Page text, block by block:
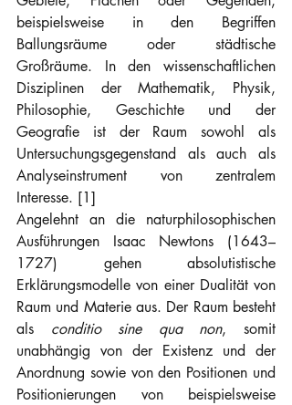
beispielsweise in den Begriffen
Ballungsräume oder städtische
Großräume. In den wissenschaftlichen
Disziplinen der Mathematik, Physik,
Philosophie, Geschichte und der
Geografie ist der Raum sowohl als
Untersuchungsgegenstand als auch als
Analyseinstrument von zentralem
Interesse. [1]
Angelehnt an die naturphilosophischen
Ausführungen Isaac Newtons (1643–
1727) gehen absolutistische
Erklärungsmodelle von einer Dualität von
Raum und Materie aus. Der Raum besteht
als conditio sine qua non, somit
unabhängig von der Existenz und der
Anordnung sowie von den Positionen und
Positionierungen von beispielsweise